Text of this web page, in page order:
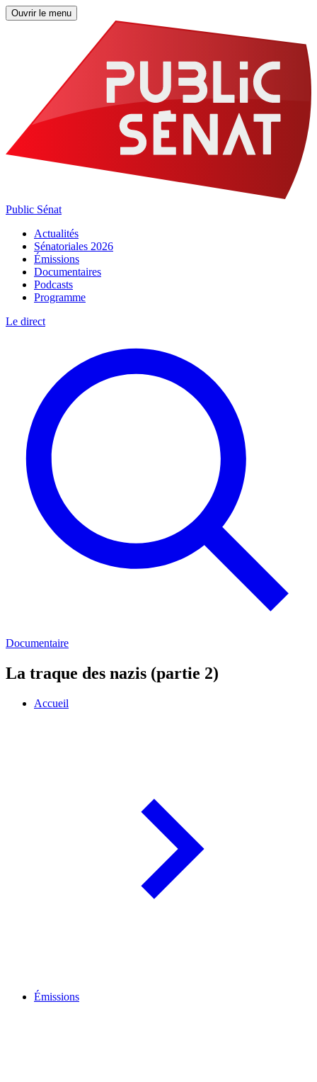
Ouvrir le menu
Public Sénat
Actualités
Sénatoriales 2026
Émissions
Documentaires
Podcasts
Programme
Le direct
Documentaire
La traque des nazis (partie 2)
Accueil
Émissions